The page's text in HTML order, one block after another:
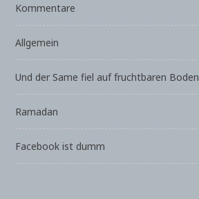
Kommentare
Allgemein
Und der Same fiel auf fruchtbaren Boden
Ramadan
Facebook ist dumm